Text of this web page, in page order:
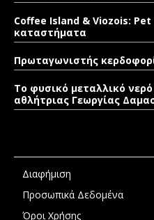
Coffee Island & Viozois:
καταστήματα
Πρωταγωνιστής
Το φυσικό μεταλλικό
αθλήτριας Γεωργίας
Διαφήμιση
Προσωπικά Δεδομένα
Όροι Χρήσης